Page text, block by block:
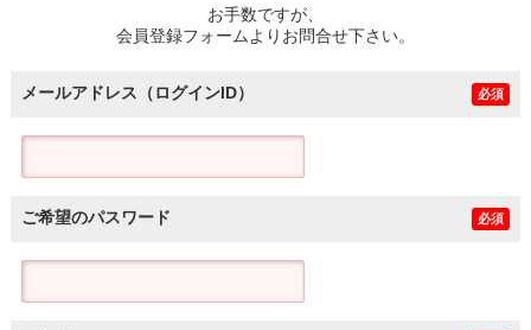
お手数ですが、
会員登録フォームよりお問合せ下さい。
メールアドレス（ログインID） 必須
ご希望のパスワード 必須